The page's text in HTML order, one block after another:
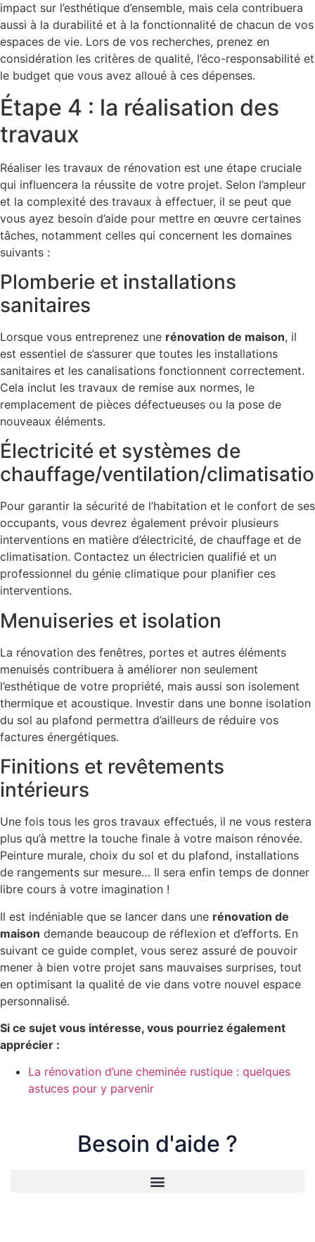
impact sur l’esthétique d’ensemble, mais cela contribuera
aussi à la durabilité et à la fonctionnalité de chacun de vos
espaces de vie. Lors de vos recherches, prenez en
considération les critères de qualité, l’éco-responsabilité et
le budget que vous avez alloué à ces dépenses.
Étape 4 : la réalisation des
travaux
Réaliser les travaux de rénovation est une étape cruciale
qui influencera la réussite de votre projet. Selon l’ampleur
et la complexité des travaux à effectuer, il se peut que
vous ayez besoin d’aide pour mettre en œuvre certaines
tâches, notamment celles qui concernent les domaines
suivants :
Plomberie et installations
sanitaires
Lorsque vous entreprenez une rénovation de maison, il
est essentiel de s’assurer que toutes les installations
sanitaires et les canalisations fonctionnent correctement.
Cela inclut les travaux de remise aux normes, le
remplacement de pièces défectueuses ou la pose de
nouveaux éléments.
Électricité et systèmes de
chauffage/ventilation/
Pour garantir la sécurité de l’habitation et le confort de ses
occupants, vous devrez également prévoir plusieurs
interventions en matière d’électricité, de chauffage et de
climatisation. Contactez un électricien qualifié et un
professionnel du génie climatique pour planifier ces
interventions.
Menuiseries et isolation
La rénovation des fenêtres, portes et autres éléments
menuisés contribuera à améliorer non seulement
l’esthétique de votre propriété, mais aussi son isolement
thermique et acoustique. Investir dans une bonne isolation
du sol au plafond permettra d’ailleurs de réduire vos
factures énergétiques.
Finitions et revêtements
intérieurs
Une fois tous les gros travaux effectués, il ne vous restera
plus qu’à mettre la touche finale à votre maison rénovée.
Peinture murale, choix du sol et du plafond, installations
de rangements sur mesure… Il sera enfin temps de donner
libre cours à votre imagination !
Il est indéniable que se lancer dans une rénovation de
maison demande beaucoup de réflexion et d’efforts. En
suivant ce guide complet, vous serez assuré de pouvoir
mener à bien votre projet sans mauvaises surprises, tout
en optimisant la qualité de vie dans votre nouvel espace
personnalisé.
Si ce sujet vous intéresse, vous pourriez également
apprécier :
La rénovation d’une cheminée rustique : quelques
astuces pour y parvenir
Besoin d'aide ?